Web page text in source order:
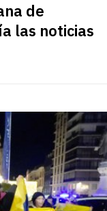
de
las noticias